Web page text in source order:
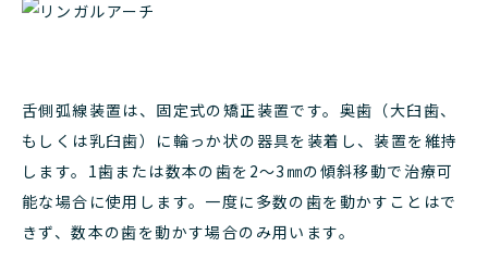
舌側弧線装置は、固定式の矯正装置です。奥歯（大臼歯、
もしくは乳臼歯）に輪っか状の器具を装着し、装置を維持
します。1歯または数本の歯を2～3㎜の傾斜移動で治療可
能な場合に使用します。一度に多数の歯を動かすことはで
きず、数本の歯を動かす場合のみ用います。